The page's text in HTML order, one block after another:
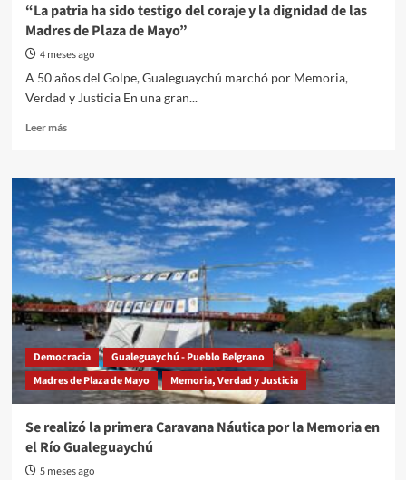
Madres
de
Plaza
Mayo
Gualeguaychú
los
50
años
del
golpe
de
Estado
cívico-
militar
“La patria ha sido testigo del coraje y la dignidad de las
Madres de Plaza de Mayo”
4 meses ago
A 50 años del Golpe, Gualeguaychú marchó por Memoria,
Verdad y Justicia En una gran...
Leer másRead
“La
patria
sido
testigo
del
coraje
y
la
dignidad
de
las
Madres
de
Mayo”
Democracia
Gualeguaychú - Pueblo Belgrano
Madres de Plaza de Mayo
Memoria, Verdad y Justicia
Se realizó la primera Caravana Náutica por la Memoria en
el Río Gualeguaychú
5 meses ago